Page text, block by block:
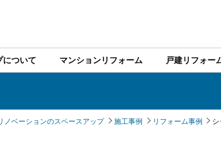
について マンションリフォーム 戸建リフォー
ノベーションのスペースアップ 施工事例 リフォーム事例 シ